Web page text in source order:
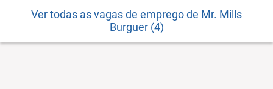
Ver todas as vagas de emprego de Mr. Mills
Burguer (4)